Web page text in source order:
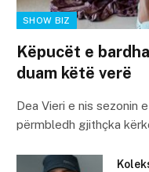
SHOW BIZ
Këpucët e
duam këtë verë
Dea Vieri e nis sezonin
përmbledh gjithçka